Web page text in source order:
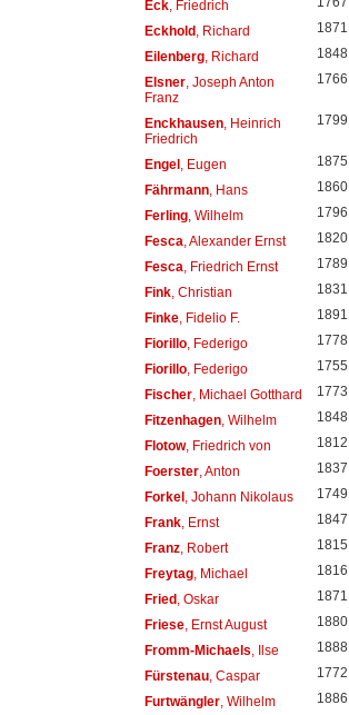
Eck, Friedrich
Eckhold, Richard 1871
Eilenberg, Richard 1848
Elsner, Joseph Anton
Franz
1766
Enckhausen, Heinrich
Friedrich
1799
Engel, Eugen 1875
Fährmann, Hans 1860
Ferling, Wilhelm 1796
Fesca , Alexander Ernst 1820
Fesca , Friedrich Ernst 1789
Fink, Christian 1831
Finke, Fidelio F. 1891
Fiorillo, Federigo 1778
Fiorillo, Federigo 1755
Fischer, Michael Gotthard 1773
Fitzenhagen, Wilhelm 1848
Flotow, Friedrich von 1812
Foerster, Anton 1837
Forkel, Johann Nikolaus 1749
Frank, Ernst 1847
Franz, Robert 1815
Freytag, Michael 1816
Fried, Oskar 1871
Friese, Ernst August 1880
Fromm-Michaels , Ilse 1888
Fürstenau, Caspar 1772
Furtwängler, Wilhelm 1886